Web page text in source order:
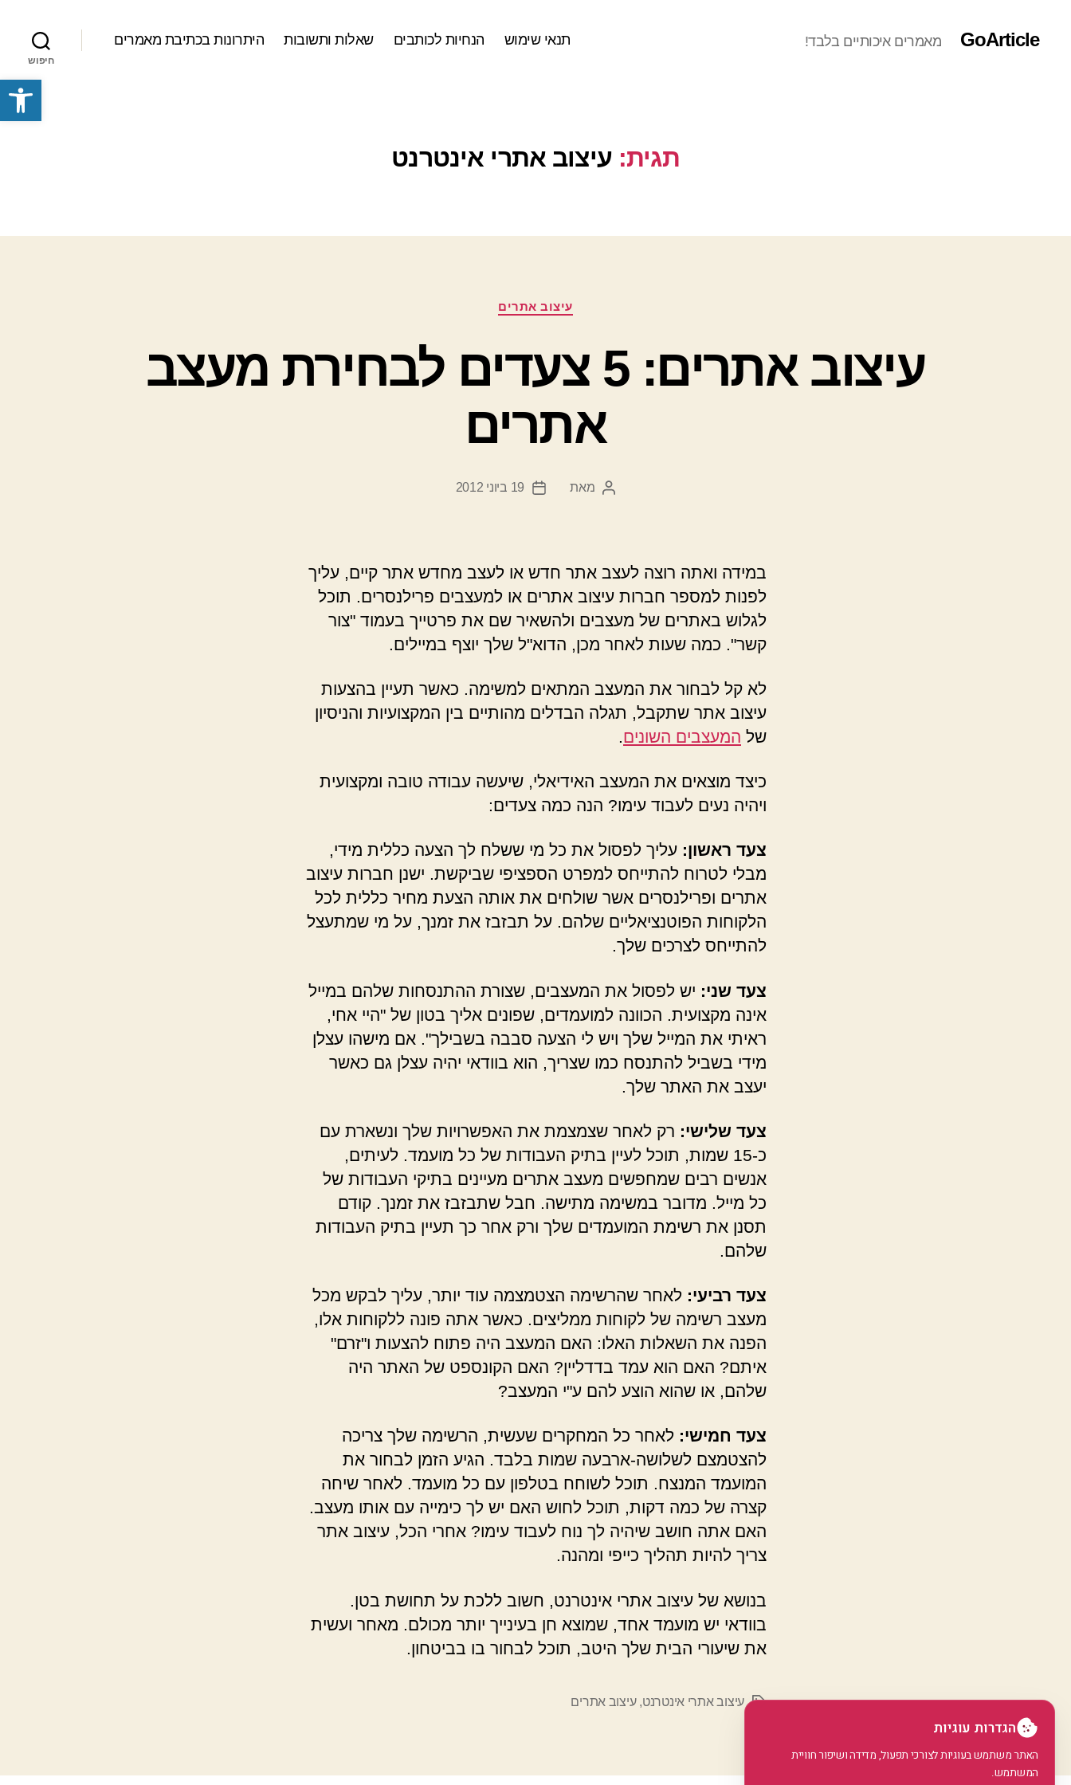
פתח סרגל נגישות
GoArticle מאמרים איכותיים בלבד! תנאי שימוש הנחיות לכותבים שאלות ותשובות היתרונות בכתיבת מאמרים
חיפוש
תגית: עיצוב אתרי אינטרנט
קטגוריות
עיצוב אתרים
עיצוב אתרים: 5 צעדים לבחירת מעצב
אתרים
המחבר
מאת
תאריך
19 ביוני 2012
במידה ואתה רוצה לעצב אתר חדש או לעצב מחדש אתר קיים, עליך
לפנות למספר חברות עיצוב אתרים או למעצבים פרילנסרים. תוכל
לגלוש באתרים של מעצבים ולהשאיר שם את פרטייך בעמוד "צור
קשר". כמה שעות לאחר מכן, הדוא"ל שלך יוצף במיילים.
לא קל לבחור את המעצב המתאים למשימה. כאשר תעיין בהצעות
עיצוב אתר שתקבל, תגלה הבדלים מהותיים בין המקצועיות והניסיון
של המעצבים השונים.
כיצד מוצאים את המעצב האידיאלי, שיעשה עבודה טובה ומקצועית
ויהיה נעים לעבוד עימו? הנה כמה צעדים:
צעד ראשון: עליך לפסול את כל מי ששלח לך הצעה כללית מידי,
מבלי לטרוח להתייחס למפרט הספציפי שביקשת. ישנן חברות עיצוב
אתרים ופרילנסרים אשר שולחים את אותה הצעת מחיר כללית לכל
הלקוחות הפוטנציאליים שלהם. על תבזבז את זמנך, על מי שמתעצל
להתייחס לצרכים שלך.
צעד שני: יש לפסול את המעצבים, שצורת ההתנסחות שלהם במייל
אינה מקצועית. הכוונה למועמדים, שפונים אליך בטון של "היי אחי,
ראיתי את המייל שלך ויש לי הצעה סבבה בשבילך". אם מישהו עצלן
מידי בשביל להתנסח כמו שצריך, הוא בוודאי יהיה עצלן גם כאשר
יעצב את האתר שלך.
צעד שלישי: רק לאחר שצמצמת את האפשרויות שלך ונשארת עם
כ-15 שמות, תוכל לעיין בתיק העבודות של כל מועמד. לעיתים,
אנשים רבים שמחפשים מעצב אתרים מעיינים בתיקי העבודות של
כל מייל. מדובר במשימה מתישה. חבל שתבזבז את זמנך. קודם
תסנן את רשימת המועמדים שלך ורק אחר כך תעיין בתיק העבודות
שלהם.
צעד רביעי: לאחר שהרשימה הצטמצמה עוד יותר, עליך לבקש מכל
מעצב רשימה של לקוחות ממליצים. כאשר אתה פונה ללקוחות אלו,
הפנה את השאלות האלו: האם המעצב היה פתוח להצעות ו"זרם"
איתם? האם הוא עמד בדדליין? האם הקונספט של האתר היה
שלהם, או שהוא הוצע להם ע"י המעצב?
צעד חמישי: לאחר כל המחקרים שעשית, הרשימה שלך צריכה
להצטמצם לשלושה-ארבעה שמות בלבד. הגיע הזמן לבחור את
המועמד המנצח. תוכל לשוחח בטלפון עם כל מועמד. לאחר שיחה
קצרה של כמה דקות, תוכל לחוש האם יש לך כימייה עם אותו מעצב.
האם אתה חושב שיהיה לך נוח לעבוד עימו? אחרי הכל, עיצוב אתר
צריך להיות תהליך כייפי ומהנה.
בנושא של עיצוב אתרי אינטרנט, חשוב ללכת על תחושת בטן.
בוודאי יש מועמד אחד, שמוצא חן בעינייך יותר מכולם. מאחר ועשית
את שיעורי הבית שלך היטב, תוכל לבחור בו בביטחון.
תגיותעיצוב אתרי אינטרנט,עיצוב אתרים
הגדרות עוגיות
האתר משתמש בעוגיות לצורכי תפעול, מדידה ושיפור חוויית
המשתמש.